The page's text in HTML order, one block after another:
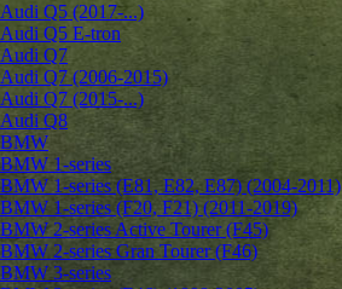
Audi Q5 (2017-...)
Audi Q5 E-tron
Audi Q7
Audi Q7 (2006-2015)
Audi Q7 (2015-...)
Audi Q8
BMW
BMW 1-series
BMW 1-series (E81, E82, E87) (2004-2011)
BMW 1-series (F20, F21) (2011-2019)
BMW 2-series Active Tourer (F45)
BMW 2-series Gran Tourer (F46)
BMW 3-series